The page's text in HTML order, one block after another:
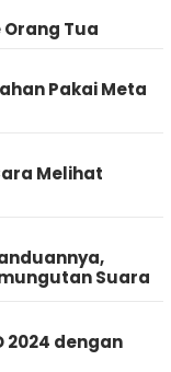
Tua
Pakai Meta
Melihat
Suara
2024 dengan